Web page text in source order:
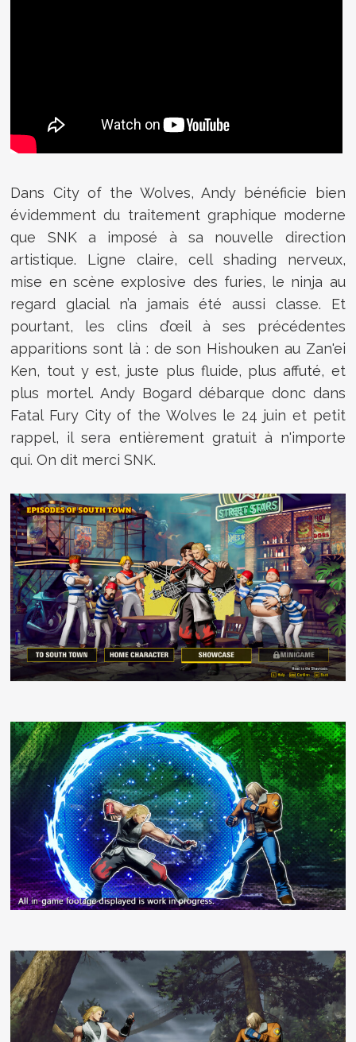
Dans City of the Wolves, Andy bénéficie bien
évidemment du traitement graphique moderne
que SNK a imposé à sa nouvelle direction
artistique. Ligne claire, cell shading nerveux,
mise en scène explosive des furies, le ninja au
regard glacial n’a jamais été aussi classe. Et
pourtant, les clins d’œil à ses précédentes
apparitions sont là : de son Hishouken au Zan'ei
Ken, tout y est, juste plus fluide, plus affuté, et
plus mortel. Andy Bogard débarque donc dans
Fatal Fury City of the Wolves le 24 juin et petit
rappel, il sera entièrement gratuit à n'importe
qui. On dit merci SNK.